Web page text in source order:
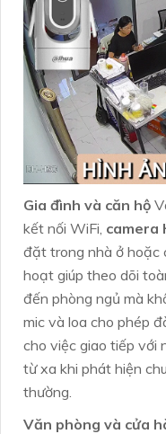
Gia đình và căn hộ
kết nối WiFi, camera
đặt trong nhà ở hoặc
hoạt giúp theo dõi
đến phòng ngủ mà
mic và loa cho phép
cho việc giao tiếp với
từ xa khi phát hiện
thường.
Văn phòng và cửa